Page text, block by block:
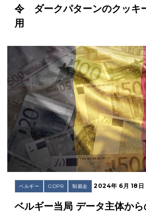
令 ダークパターンのクッキ
用
ベルギー GDPR 制裁金 2024年 6月 18日
ベルギー当局 データ主体か